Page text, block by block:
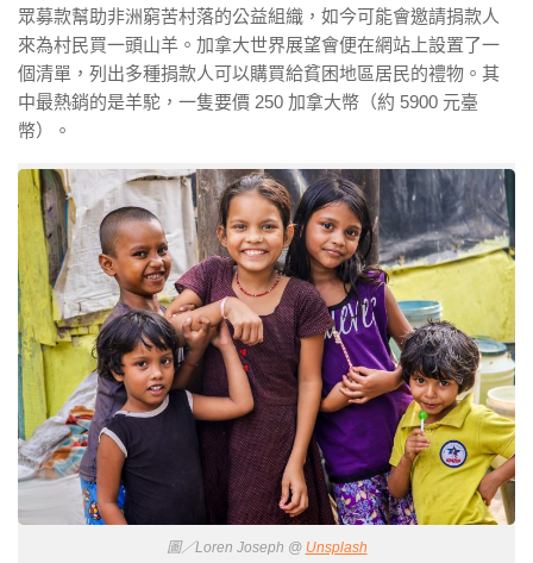
眾募款幫助非洲窮苦村落的公益組織，如今可能會邀請捐款人
來為村民買一頭山羊。加拿大世界展望會便在網站上設置了一
個清單，列出多種捐款人可以購買給貧困地區居民的禮物。其
中最熱銷的是羊駝，一隻要價 250 加拿大幣（約 5900 元臺
幣）。
圖／Loren Joseph @ Unsplash